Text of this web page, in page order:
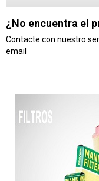
¿No encuentra el
Contacte con nuestro
email